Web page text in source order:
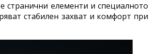
странични елементи и специалното
стабилен захват и комфорт при